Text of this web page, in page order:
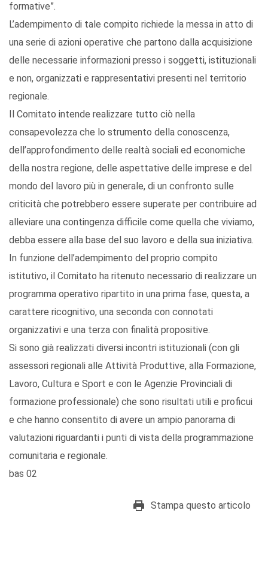
formative”.
L’adempimento di tale compito richiede la messa in atto di
una serie di azioni operative che partono dalla acquisizione
delle necessarie informazioni presso i soggetti, istituzionali
e non, organizzati e rappresentativi presenti nel territorio
regionale.
Il Comitato intende realizzare tutto ciò nella
consapevolezza che lo strumento della conoscenza,
dell’approfondimento delle realtà sociali ed economiche
della nostra regione, delle aspettative delle imprese e del
mondo del lavoro più in generale, di un confronto sulle
criticità che potrebbero essere superate per contribuire ad
alleviare una contingenza difficile come quella che viviamo,
debba essere alla base del suo lavoro e della sua iniziativa.
In funzione dell’adempimento del proprio compito
istitutivo, il Comitato ha ritenuto necessario di realizzare un
programma operativo ripartito in una prima fase, questa, a
carattere ricognitivo, una seconda con connotati
organizzativi e una terza con finalità propositive.
Si sono già realizzati diversi incontri istituzionali (con gli
assessori regionali alle Attività Produttive, alla Formazione,
Lavoro, Cultura e Sport e con le Agenzie Provinciali di
formazione professionale) che sono risultati utili e proficui
e che hanno consentito di avere un ampio panorama di
valutazioni riguardanti i punti di vista della programmazione
comunitaria e regionale.
bas 02
Stampa questo articolo